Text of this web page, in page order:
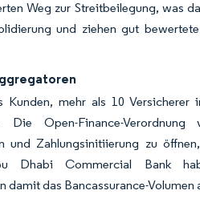
Weg zur Streitbeilegung, was
und ziehen gut
Kunden, mehr als 10
Die Open-Finance-
und Zahlungsinitiierung zu
Commercial Bank
das Bancassurance-Volumen